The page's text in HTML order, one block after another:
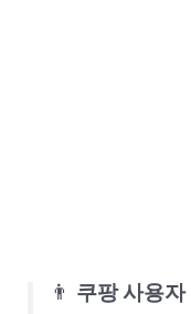
👨 쿠팡 사용자